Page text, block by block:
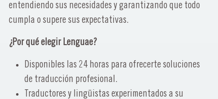
entendiendo sus necesidades y garantizando que todo
cumpla o supere sus expectativas.
¿Por qué elegir Lenguae?
Disponibles las 24 horas para ofrecerte soluciones
de traducción profesional.
Traductores y lingüistas experimentados a su